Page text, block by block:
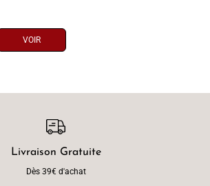
VOIR
Livraison Gratuite
Dès 39€ d'achat